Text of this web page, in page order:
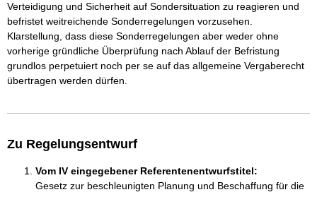
Verteidigung und Sicherheit auf Sondersituation zu reagieren und
befristet weitreichende Sonderregelungen vorzusehen.
Klarstellung, dass diese Sonderregelungen aber weder ohne
vorherige gründliche Überprüfung nach Ablauf der Befristung
grundlos perpetuiert noch per se auf das allgemeine Vergaberecht
übertragen werden dürfen.
Zu Regelungsentwurf
Vom IV eingegebener Referentenentwurfstitel:
Gesetz zur beschleunigten Planung und Beschaffung für die